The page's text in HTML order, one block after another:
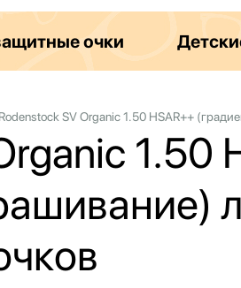
очки
SV Organic 1.50 HSAR++
1.50